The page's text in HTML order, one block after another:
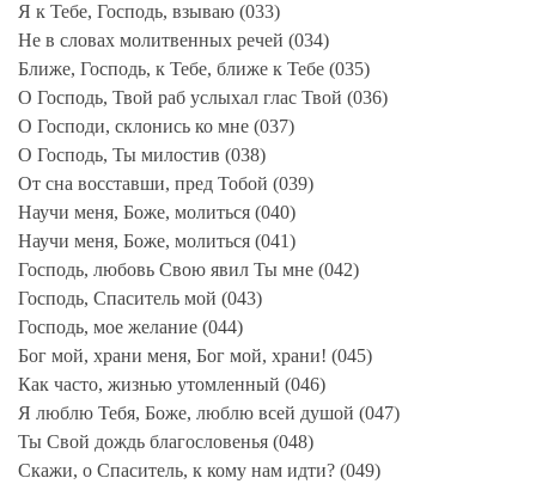
Я к Тебе, Господь, взываю (033)
Не в словах молитвенных речей (034)
Ближе, Господь, к Тебе, ближе к Тебе (035)
О Господь, Твой раб услыхал глас Твой (036)
О Господи, склонись ко мне (037)
О Господь, Ты милостив (038)
От сна восставши, пред Тобой (039)
Научи меня, Боже, молиться (040)
Научи меня, Боже, молиться (041)
Господь, любовь Свою явил Ты мне (042)
Господь, Спаситель мой (043)
Господь, мое желание (044)
Бог мой, храни меня, Бог мой, храни! (045)
Как часто, жизнью утомленный (046)
Я люблю Тебя, Боже, люблю всей душой (047)
Ты Свой дождь благословенья (048)
Скажи, о Спаситель, к кому нам идти? (049)